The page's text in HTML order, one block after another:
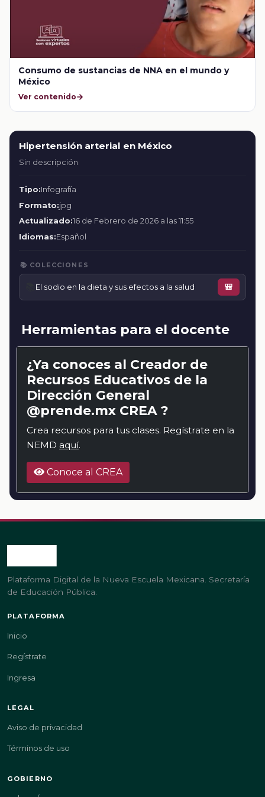
Consumo de sustancias de NNA en el mundo y
México
Ver contenido
Hipertensión arterial en México
Sin descripción
Tipo:Infografía
Formato:jpg
Actualizado:16 de Febrero de 2026 a las 11:55
Idiomas:Español
📚 COLECCIONES
El sodio en la dieta y sus efectos a la salud 🎒
Herramientas para el docente
¿Ya conoces al Creador de
Recursos Educativos de la
Dirección General
@prende.mx CREA ?
Crea recursos para tus clases. Regístrate en la
NEMD aquí.
Conoce al CREA
Plataforma Digital de la Nueva Escuela Mexicana. Secretaría
de Educación Pública.
PLATAFORMA
Inicio
Regístrate
Ingresa
LEGAL
Aviso de privacidad
Términos de uso
GOBIERNO